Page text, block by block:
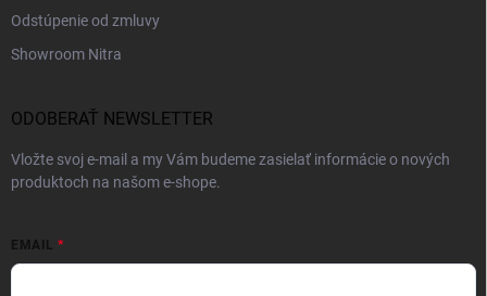
Odstúpenie od zmluvy
Showroom Nitra
ODOBERAŤ NEWSLETTER
Vložte svoj e-mail a my Vám budeme zasielať informácie o nových
produktoch na našom e-shope.
EMAIL